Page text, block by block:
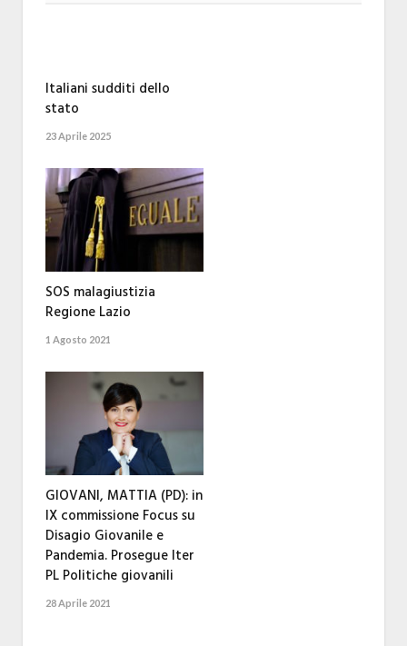
Italiani sudditi dello
stato
23 Aprile 2025
SOS malagiustizia
Regione Lazio
1 Agosto 2021
GIOVANI, MATTIA (PD): in
IX commissione Focus su
Disagio Giovanile e
Pandemia. Prosegue Iter
PL Politiche giovanili
28 Aprile 2021